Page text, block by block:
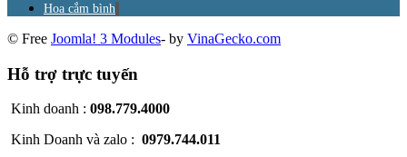
Hoa cắm bình
© Free Joomla! 3 Modules- by VinaGecko.com
Hỗ trợ trực tuyến
Kinh doanh : 098.779.4000
Kinh Doanh và zalo : 0979.744.011